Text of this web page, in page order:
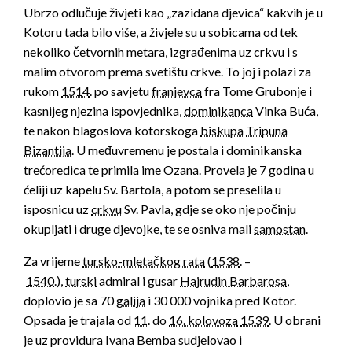
Ubrzo odlučuje živjeti kao „zazidana djevica“ kakvih je u
Kotoru tada bilo više, a živjele su u sobicama od tek
nekoliko četvornih metara, izgrađenima uz crkvu i s
malim otvorom prema svetištu crkve. To joj i polazi za
rukom 1514. po savjetufranjevcafra Tome Grubonje i
kasnijeg njezina ispovjednika,dominikancaVinka Buća,
te nakon blagoslova kotorskoga biskupa Tripuna
Bizantija. U međuvremenu je postala i dominikanska
trećoredica te primila ime Ozana. Provela je 7 godina u
ćeliji uz kapelu Sv. Bartola, a potom se preselila u
isposnicu uzcrkvuSv. Pavla, gdje se oko nje počinju
okupljati i druge djevojke, te se osniva malisamostan.
Za vrijemetursko-mletačkog rata(1538. –
1540.),turskiadmiral i gusar Hajrudin Barbarosa,
doplovio je sa 70galija i 30 000 vojnika pred Kotor.
Opsada je trajala od 11. do 16. kolovoza 1539. U obrani
je uz providura Ivana Bemba sudjelovao i